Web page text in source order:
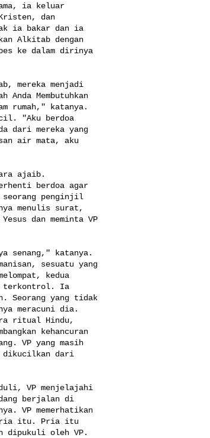
ia keluar
Kristen, dan
ia bakar dan ia
Alkitab dengan
ke dalam dirinya
mereka menjadi
Membutuhkan
rumah," katanya.
"Aku berdoa
dari mereka yang
air mata, aku
ajaib.
berdoa agar
seorang penginjil
menulis surat,
dan meminta VP
senang," katanya.
sesuatu yang
kedua
terkontrol. Ia
Seorang yang tidak
meracuni dia.
ritual Hindu,
kehancuran
VP yang masih
dikucilkan dari
VP menjelajahi
berjalan di
VP memerhatikan
pria itu. Pria itu
dipukuli oleh VP.